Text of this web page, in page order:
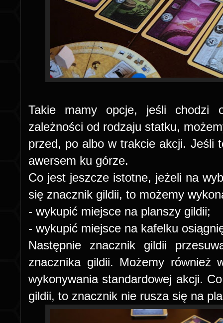
Takie mamy opcje, jeśli chodzi
zależności od rodzaju statku,
przed, po albo w trakcie akcji. Jeśli
awersem ku górze.
Co jest jeszcze istotne, jeżeli na
się znacznik gildii, to możemy
- wykupić miejsce na planszy gildii;
- wykupić miejsce na kafelku
Następnie znacznik gildii
znacznika gildii. Możemy również
wykonywania standardowej akcji.
gildii, to znacznik nie rusza się na